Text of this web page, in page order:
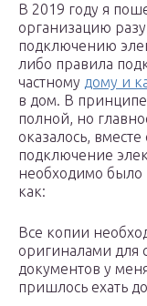
В 2019 году я
организацию
подключению
либо правила
частному дому и
в дом. В
полной, но
оказалось,
подключение
необходимо было
как:
Все копии
оригиналами для
документов у
пришлось ехать